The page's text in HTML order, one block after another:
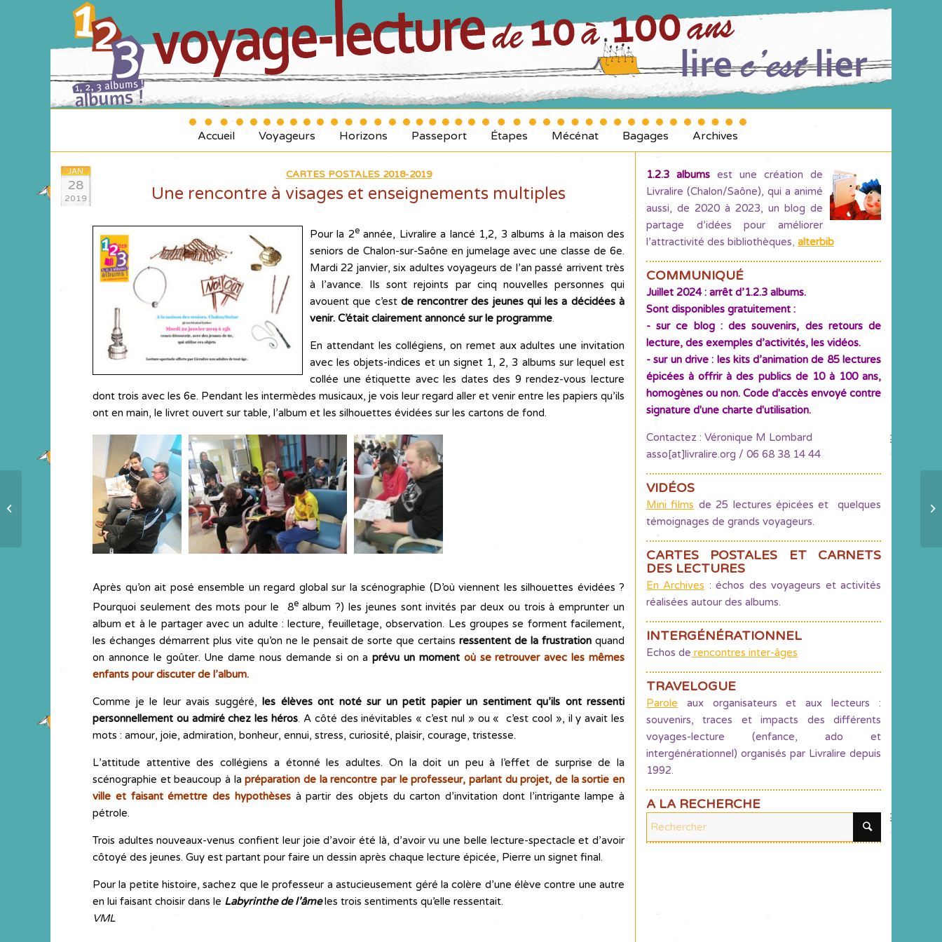
Accueil Voyageurs Horizons Passeport Étapes Mécénat Bagages Archives
JAN
28
2019
CARTES POSTALES 2018-2019
Une rencontre à visages et enseignements multiples
Pour la 2eannée, Livralire a lancé 1,2, 3 albums à la maison des
seniors de Chalon-sur-Saône en jumelage avec une classe de 6e.
Mardi 22 janvier, six adultes voyageurs de l’an passé arrivent très
à l’avance. Ils sont rejoints par cinq nouvelles personnes qui
avouent que c’est de rencontrer des jeunes qui les a décidées à
venir. C’était clairement annoncé sur le programme.
En attendant les collégiens, on remet aux adultes une invitation
avec les objets-indices et un signet 1, 2, 3 albums sur lequel est
collée une étiquette avec les dates des 9 rendez-vous lecture
dont trois avec les 6e. Pendant les intermèdes musicaux, je vois leur regard aller et venir entre les papiers qu’ils
ont en main, le livret ouvert sur table, l’album et les silhouettes évidées sur les cartons de fond.
Après qu’on ait posé ensemble un regard global sur la scénographie (D’où viennent les silhouettes évidées ?
Pourquoi seulement des mots pour le 8ealbum ?) les jeunes sont invités par deux ou trois à emprunter un
album et à le partager avec un adulte : lecture, feuilletage, observation. Les groupes se forment facilement,
les échanges démarrent plus vite qu’on ne le pensait de sorte que certainsressentent de la frustration quand
on annonce le goûter. Une dame nous demande si on aprévu un moment où se retrouver avec les mêmes
enfants pour discuter de l’album.
Comme je le leur avais suggéré, les élèves ont noté sur un petit papier un sentiment qu’ils ont ressenti
personnellement ou admiré chez les héros. A côté des inévitables « c’est nul » ou « c’est cool », il y avait les
mots : amour, joie, admiration, bonheur, ennui, stress, curiosité, plaisir, courage, tristesse.
L’attitude attentive des collégiens a étonné les adultes. On la doit un peu à l’effet de surprise de la
scénographie et beaucoup à lapréparation de la rencontre par le professeur, parlant du projet, de la sortie en
ville et faisant émettre des hypothèses à partir des objets du carton d’invitation dont l’intrigante lampe à
pétrole.
Trois adultes nouveaux-venus confient leur joie d’avoir été là, d’avoir vu une belle lecture-spectacle et d’avoir
côtoyé des jeunes. Guy est partant pour faire un dessin après chaque lecture épicée, Pierre un signet final.
Pour la petite histoire, sachez que le professeur a astucieusement géré la colère d’une élève contre une autre
en lui faisant choisir dans le Labyrinthe de l’âmeles trois sentiments qu’elle ressentait.
VML
1.2.3 albums est une création de
Livralire (Chalon/Saône), qui a animé
aussi, de 2020 à 2023, un blog de
partage d’idées pour améliorer
l’attractivité des bibliothèques, alterbib
COMMUNIQUÉ
Juillet 2024 : arrêt d’1.2.3 albums.
Sont disponibles gratuitement :
- sur ce blog : des souvenirs, des retours de
lecture, des exemples d’activités, les vidéos.
- sur un drive : les kits d’animation de 85 lectures
épicées à offrir à des publics de 10 à 100 ans,
homogènes ou non. Code d'accès envoyé contre
signature d'une charte d'utilisation.
Contactez : Véronique M Lombard
asso[at]livralire.org / 06 68 38 14 44
VIDÉOS
Mini films de 25 lectures épicées et quelques
témoignages de grands voyageurs.
CARTES POSTALES ET CARNETS
DES LECTURES
En Archives : échos des voyageurs et activités
réalisées autour des albums.
INTERGÉNÉRATIONNEL
Echos de rencontres inter-âges
TRAVELOGUE
Parole aux organisateurs et aux lecteurs :
souvenirs, traces et impacts des différents
voyages-lecture (enfance, ado et
intergénérationnel) organisés par Livralire depuis
1992.
A LA RECHERCHE
Il n’y aura plus d’air de liberté à